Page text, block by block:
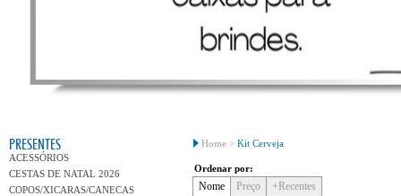
PRESENTES
ACESSÓRIOS
CESTAS DE NATAL 2026
COPOS/XICARAS/CANECAS
Home > Kit Cerveja
Ordenar por:
Nome Preço +Recentes